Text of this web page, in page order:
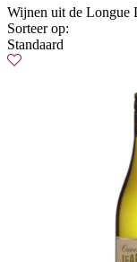
Wijnen uit de Longue
Sorteer op:
Standaard